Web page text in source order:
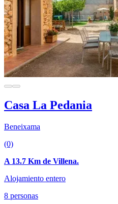
Casa La Pedania
Beneixama
(0)
A 13.7 Km de Villena.
Alojamiento entero
8 personas